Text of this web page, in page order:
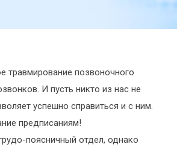
травмирование позвоночного
И пусть никто из нас не
успешно справиться и с ним.
предписаниям!
поясничный отдел, однако